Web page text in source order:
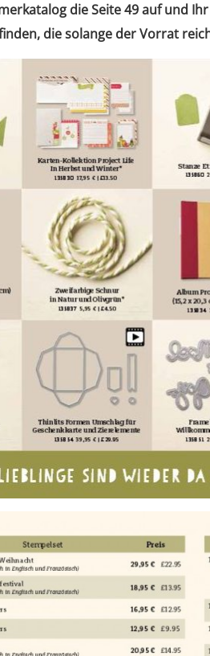
die Seite 49 auf und
die solange der Vorrat